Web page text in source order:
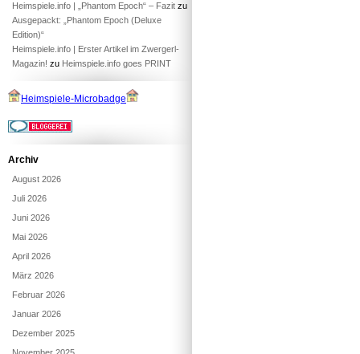
Heimspiele.info | „Phantom Epoch“ – Fazit zu
Ausgepackt: „Phantom Epoch (Deluxe
Edition)“
Heimspiele.info | Erster Artikel im Zwergerl-
Magazin! zu Heimspiele.info goes PRINT
Heimspiele-Microbadge
Archiv
August 2026
Juli 2026
Juni 2026
Mai 2026
April 2026
März 2026
Februar 2026
Januar 2026
Dezember 2025